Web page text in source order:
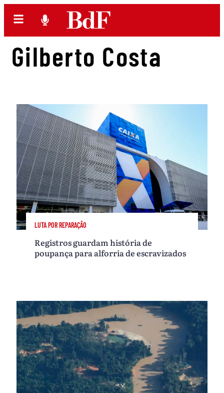
Gilberto Costa
LUTA POR REPARAÇÃO
Registros guardam história de
poupança para alforria de escravizados